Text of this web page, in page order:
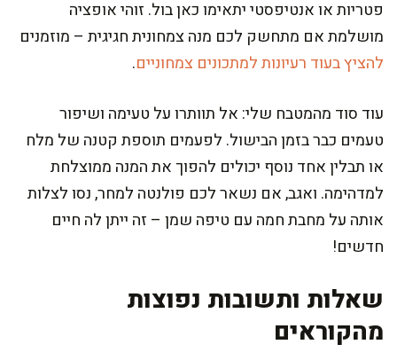
פטריות או אנטיפסטי יתאימו כאן בול. זוהי אופציה
מושלמת אם מתחשק לכם מנה צמחונית חגיגית – מוזמנים
להציץ בעוד רעיונות למתכונים צמחוניים.
עוד סוד מהמטבח שלי: אל תוותרו על טעימה ושיפור
טעמים כבר בזמן הבישול. לפעמים תוספת קטנה של מלח
או תבלין אחד נוסף יכולים להפוך את המנה ממוצלחת
למדהימה. ואגב, אם נשאר לכם פולנטה למחר, נסו לצלות
אותה על מחבת חמה עם טיפה שמן – זה ייתן לה חיים
חדשים!
שאלות ותשובות נפוצות
מהקוראים